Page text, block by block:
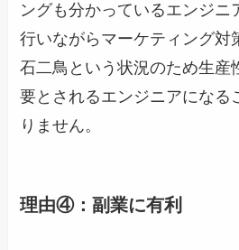
ングも分かっているエンジニ
行いながらマーケティング対
石二鳥という状況のため生産
要とされるエンジニアになる
りません。
理由④：副業に有利